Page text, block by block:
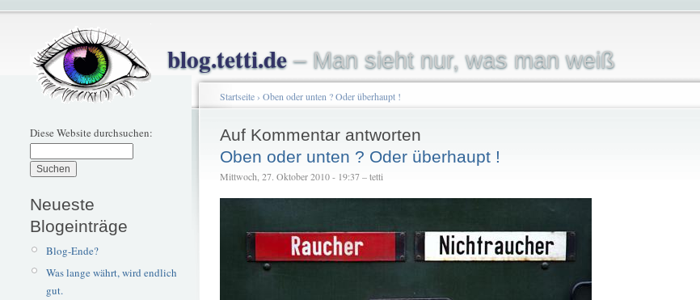
blog.tetti.de– Man sieht nur, was man weiß
Diese Website durchsuchen:
Neueste
Blogeinträge
Blog-Ende?
Was lange währt, wird endlich
gut.
Startseite› Oben oder unten ? Oder überhaupt !
Auf Kommentar antworten
Oben oder unten ? Oder überhaupt !
Mittwoch, 27. Oktober 2010 - 19:37 – tetti